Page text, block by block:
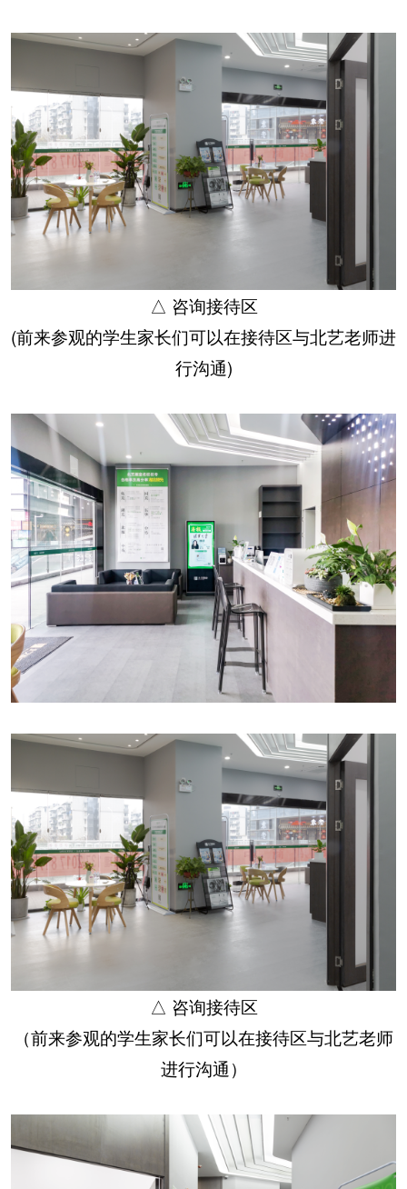
△ 咨询接待区
(前来参观的学生家长们可以在接待区与北艺老师进
行沟通)
△ 咨询接待区
（前来参观的学生家长们可以在接待区与北艺老师
进行沟通）